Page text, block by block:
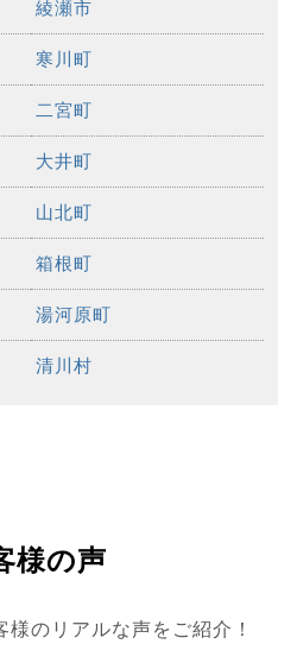
綾瀬市
寒川町
二宮町
大井町
山北町
箱根町
湯河原町
清川村
様の声
のリアルな声をご紹介！